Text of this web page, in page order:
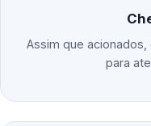
Assim que
para